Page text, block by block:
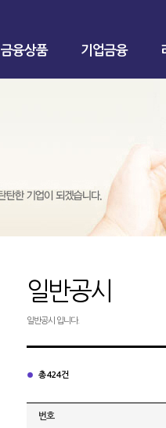
금융상품 기업금융
일반공시
일반공시 입니다.
총 424건
번호